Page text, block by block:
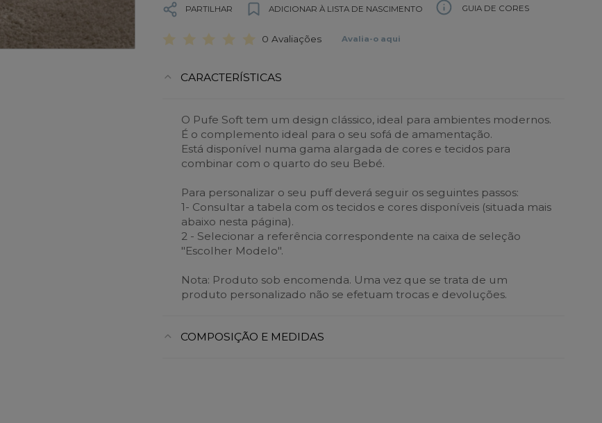
PARTILHAR ADICIONAR À LISTA DE NASCIMENTO GUIA DE CORES
0 Avaliações Avalia-o aqui
CARACTERÍSTICAS
O Pufe Soft tem um design clássico, ideal para ambientes modernos.
É o complemento ideal para o seu sofá de amamentação.
Está disponível numa gama alargada de cores e tecidos para
combinar com o quarto do seu Bebé.
Para personalizar o seu puff deverá seguir os seguintes passos:
1- Consultar a tabela com os tecidos e cores disponíveis (situada mais
abaixo nesta página).
2 - Selecionar a referência correspondente na caixa de seleção
"Escolher Modelo".
Nota: Produto sob encomenda. Uma vez que se trata de um
produto personalizado não se efetuam trocas e devoluções.
COMPOSIÇÃO E MEDIDAS